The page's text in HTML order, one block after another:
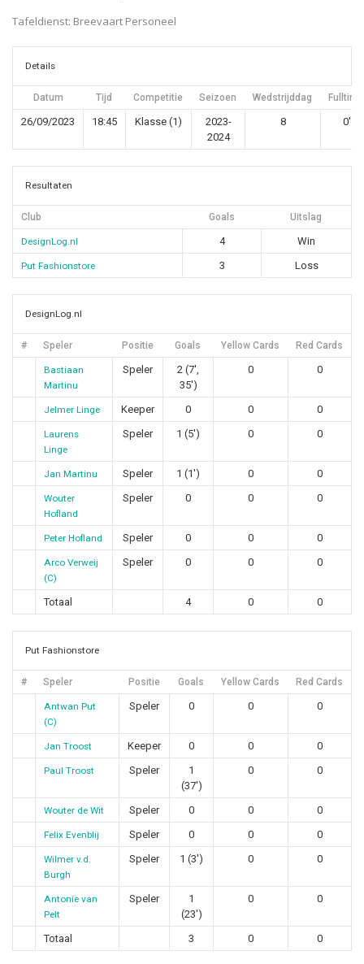
Tafeldienst: Breevaart Personeel
Details
Datum Tijd Competitie Seizoen Wedstrijddag Fulltime
26/09/2023 18:45 Klasse (1)
2023-
2024
8 0'
Resultaten
Club Goals Uitslag
DesignLog.nl 4 Win
Put Fashionstore 3 Loss
DesignLog.nl
# Speler Positie Goals Yellow Cards Red Cards
Bastiaan
Martinu
Speler
2 (7',
35')
0 0
Jelmer Linge Keeper 0 0 0
Laurens
Linge
Speler 1 (5') 0 0
Jan Martinu Speler 1 (1') 0 0
Wouter
Hofland
Speler 0 0 0
Peter Hofland Speler 0 0 0
Arco Verweij
(C)
Speler 0 0 0
Totaal 4 0 0
Put Fashionstore
# Speler Positie Goals Yellow Cards Red Cards
Antwan Put
(C)
Speler 0 0 0
Jan Troost Keeper 0 0 0
Paul Troost Speler
1
(37')
0 0
Wouter de Wit Speler 0 0 0
Felix Evenblij Speler 0 0 0
Wilmer v.d.
Burgh
Speler 1 (3') 0 0
Antonie van
Pelt
Speler
1
(23')
0 0
Totaal 3 0 0